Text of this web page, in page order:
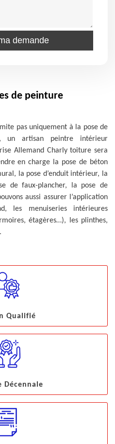
de peinture
pas uniquement à la pose de
un artisan peintre intérieur
Allemand Charly toiture sera
en charge la pose de béton
la pose d’enduit intérieur, la
de faux-plancher, la pose de
aussi assurer l’application
les menuiseries intérieures
étagères…), les plinthes,
Qualifié
Décennale